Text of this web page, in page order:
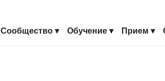
Сообщество Обучение Прием